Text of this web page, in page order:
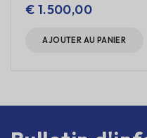
€ 1.500,00
AJOUTER AU PANIER